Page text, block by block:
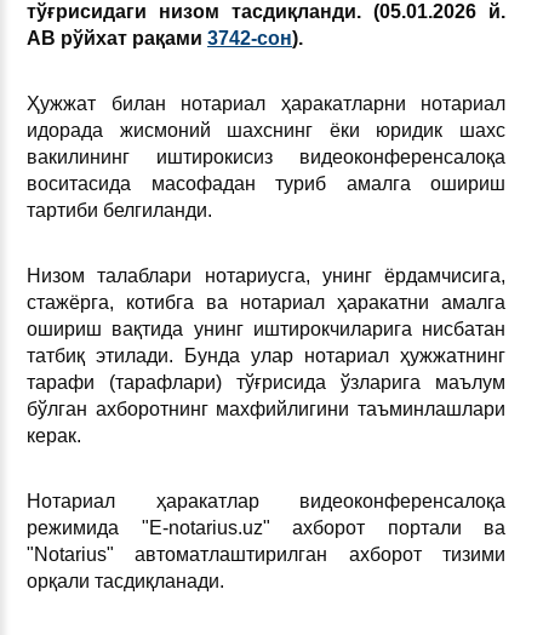
тўғрисидаги низом тасдиқланди. (05.01.2026 й.
АВ рўйхат рақами 3742-сон).
Ҳужжат билан нотариал ҳаракатларни нотариал
идорада жисмоний шахснинг ёки юридик шахс
вакилининг иштирокисиз видеоконференсалоқа
воситасида масофадан туриб амалга ошириш
тартиби белгиланди.
Низом талаблари нотариусга, унинг ёрдамчисига,
стажёрга, котибга ва нотариал ҳаракатни амалга
ошириш вақтида унинг иштирокчиларига нисбатан
татбиқ этилади. Бунда улар нотариал ҳужжатнинг
тарафи (тарафлари) тўғрисида ўзларига маълум
бўлган ахборотнинг махфийлигини таъминлашлари
керак.
Нотариал ҳаракатлар видеоконференсалоқа
режимида "E-notarius.uz" ахборот портали ва
"Notarius" автоматлаштирилган ахборот тизими
орқали тасдиқланади.